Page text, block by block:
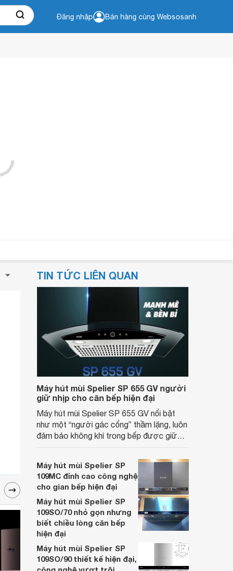
Đăng nhập Bán hàng cùng Websosanh
TIN TỨC LIÊN QUAN
Máy hút mùi Spelier SP 655 GV người
giữ nhịp cho căn bếp hiện đại
Máy hút mùi Spelier SP 655 GV nổi bật
như một “người gác cổng” thầm lặng, luôn
đảm bảo không khí trong bếp được giữ
mùi thức ăn nào xuất hiện. Cùng
Websosanh.vn đi đánh giá chi tiết sản
phẩm này nhé.
Máy hút mùi Spelier SP
109MC đỉnh cao công nghệ
cho gian bếp hiện đại
Máy hút mùi Spelier SP
109SO/70 nhỏ gọn nhưng
biết chiều lòng căn bếp
hiện đại
Máy hút mùi Spelier SP
109SO/90 thiết kế hiện đại,